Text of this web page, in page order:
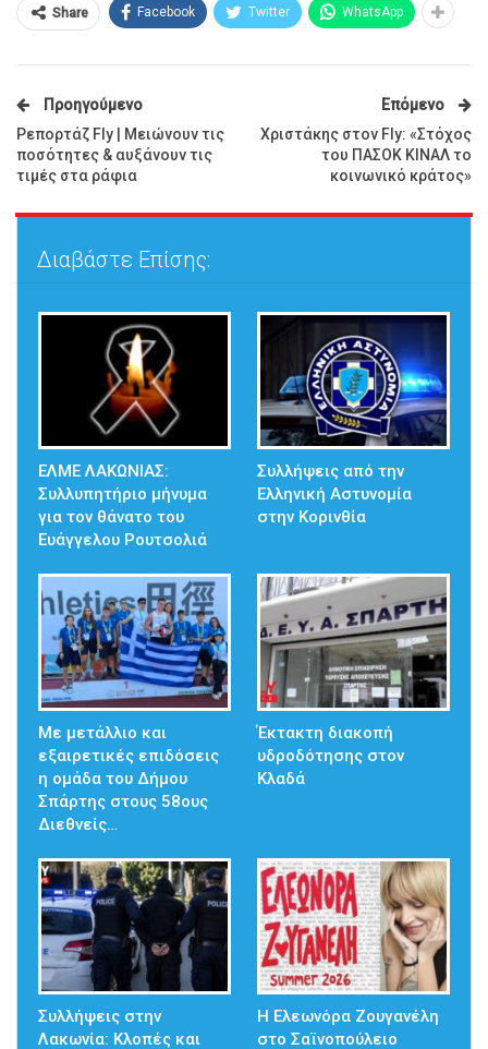
Share Facebook Twitter WhatsApp
Προηγούμενο
Ρεπορτάζ Fly | Μειώνουν τις
ποσότητες & αυξάνουν τις
τιμές στα ράφια
Επόμενο
Χριστάκης στον Fly: «Στόχος
του ΠΑΣΟΚ ΚΙΝΑΛ το
κοινωνικό κράτος»
Διαβάστε Επίσης:
ΕΛΜΕ ΛΑΚΩΝΙΑΣ:
Συλλυπητήριο μήνυμα
για τον θάνατο του
Ευάγγελου Ρουτσολιά
Συλλήψεις από την
Ελληνική Αστυνομία
στην Κορινθία
Με μετάλλιο και
εξαιρετικές επιδόσεις
η ομάδα του Δήμου
Σπάρτης στους 58ους
Διεθνείς…
Έκτακτη διακοπή
υδροδότησης στον
Κλαδά
Συλλήψεις στην
Λακωνία: Κλοπές και
Η Ελεωνόρα Ζουγανέλη
στο Σαϊνοπούλειο